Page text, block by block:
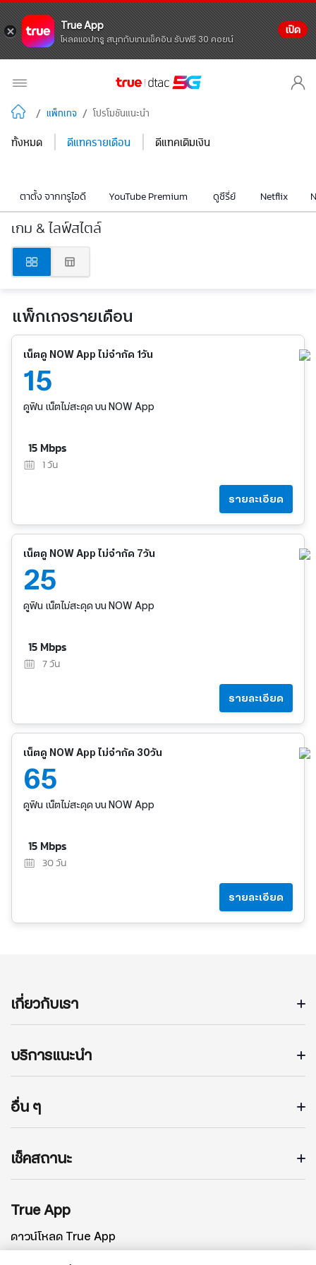
True App
โหลดแอปทรู สนุกกับเกมเช็คอิน รับฟรี 30 คอยน์
เปิด
/ แพ็กเกจ / โปรโมชันแนะนำ
ทั้งหมด ดีแทครายเดือน ดีแทคเติมเงิน
ตาตั้ง จากทรูไอดี YouTube Premium ดูซีรี่ย์ Netflix
เกม & ไลฟ์สไตล์
แพ็กเกจรายเดือน
เน็ตดู NOW App ไม่จำกัด 1วัน
15
ดูฟิน เน็ตไม่สะดุด บน NOW App
15 Mbps
1 วัน
รายละเอียด
เน็ตดู NOW App ไม่จำกัด 7วัน
25
ดูฟิน เน็ตไม่สะดุด บน NOW App
15 Mbps
7 วัน
รายละเอียด
เน็ตดู NOW App ไม่จำกัด 30วัน
65
ดูฟิน เน็ตไม่สะดุด บน NOW App
15 Mbps
30 วัน
รายละเอียด
เกี่ยวกับเรา
บริการแนะนำ
อื่น ๆ
เช็คสถานะ
True App
ดาวน์โหลด True App